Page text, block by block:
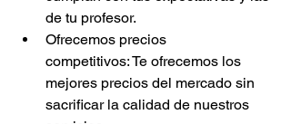
de tu profesor.
Ofrecemos precios
competitivos: Te ofrecemos los
mejores precios del mercado sin
sacrificar la calidad de nuestros